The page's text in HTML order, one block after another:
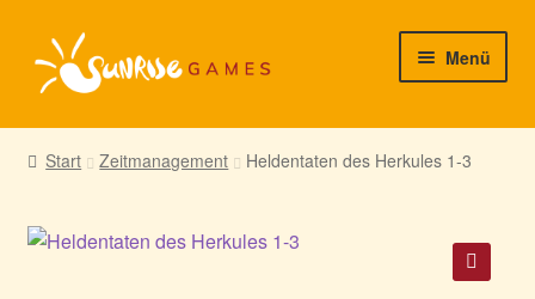
Zur
Navigation
Zum
Inhalt
Menü
► Startseite
► Support/Hilfe
Start Zeitmanagement Heldentaten des Herkules 1-3